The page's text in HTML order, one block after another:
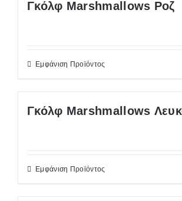
Γκόλφ Marshmallows Ροζ
Εμφάνιση Προϊόντος
Γκόλφ Marshmallows
Εμφάνιση Προϊόντος